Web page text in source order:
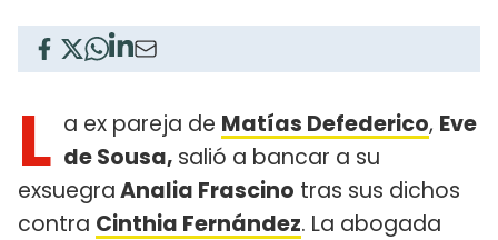
L a ex pareja de Matías Defederico, Eve
de Sousa, salió a bancar a su
exsuegraAnalia Frascino tras sus dichos
contra Cinthia Fernández. La abogada